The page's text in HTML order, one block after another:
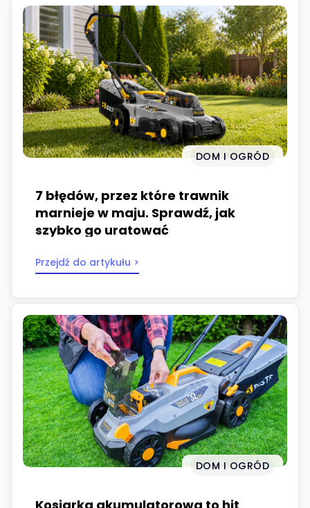
DOM I OGRÓD
7 błędów, przez które trawnik
marnieje w maju. Sprawdź, jak
szybko go uratować
Przejdź do artykułu >
DOM I OGRÓD